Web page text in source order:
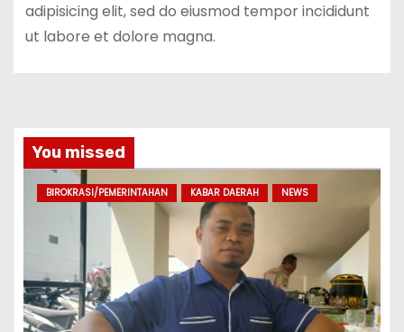
adipisicing elit, sed do eiusmod tempor incididunt
ut labore et dolore magna.
You missed
BIROKRASI/PEMERINTAHAN KABAR DAERAH NEWS